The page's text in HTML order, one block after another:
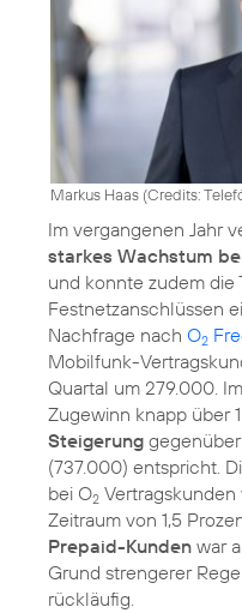
Markus Haas (Credits:
Im vergangenen Jahr
starkes Wachstum
und konnte zudem die
Festnetzanschlüssen
Nachfrage nach O2
Mobilfunk-
Quartal um 279.000.
Zugewinn knapp über
Steigerung
(737.000) entspricht.
bei O2
Zeitraum von 1,5
Prepaid-Kunden war
Grund strengerer
rückläufig.